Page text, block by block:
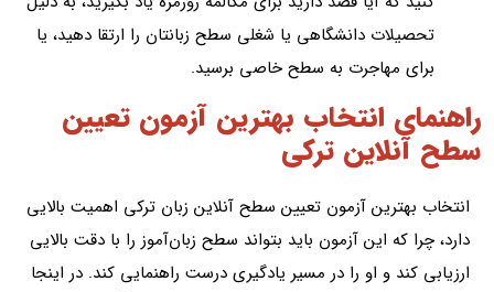
تحصیلات دانشگاهی یا شغلی سطح زبانتان را ارتقا دهید، یا
برای مهاجرت به سطح خاصی برسید.
راهنمای انتخاب بهترین آزمون تعیین
سطح آنلاین ترکی
انتخاب بهترین آزمون تعیین سطح آنلاین زبان ترکی اهمیت بالایی
دارد، چرا که این آزمون باید بتواند سطح زبان‌آموز را با دقت بالایی
ارزیابی کند و او را در مسیر یادگیری درست راهنمایی کند. در اینجا